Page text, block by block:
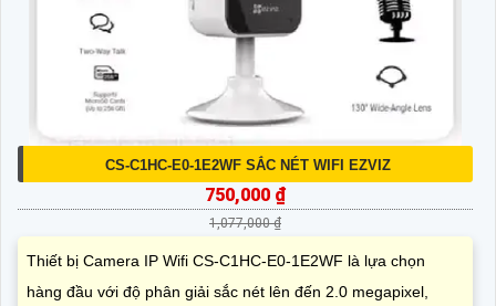
CS-C1HC-E0-1E2WF SẮC NÉT WIFI EZVIZ
750,000 ₫
1,077,000 ₫
Thiết bị Camera IP Wifi CS-C1HC-E0-1E2WF là lựa chọn
hàng đầu với độ phân giải sắc nét lên đến 2.0 megapixel,